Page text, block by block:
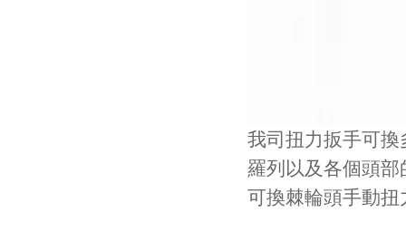
我司扭力扳手可換
羅列以及各個頭部
可換棘輪頭手動